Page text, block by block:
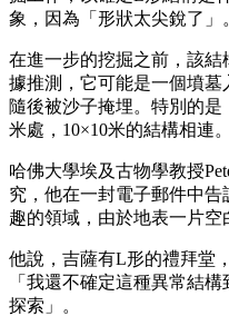
象，因為「形狀太尖銳了」
在進一步的挖掘之前，該結
據推測，它可能是一個墳墓
隨後被沙子掩埋。特別的
米處，10×10米的結構相連。
哈佛大學埃及古物學教授
究，他在一封電子郵件中告
趣的領域，由於地表一片空
他說，吉薩有L形的禮拜堂
「我還不確定這種異常結
探索」。